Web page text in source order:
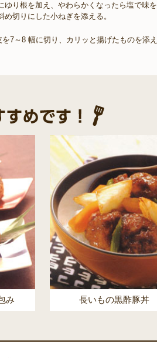
ゆり根を加え、やわらかくなったら塩で味を
め切りにした小ねぎを添える。
7～8 幅に切り、カリッと揚げたものを添え
み 長いもの黒酢豚丼